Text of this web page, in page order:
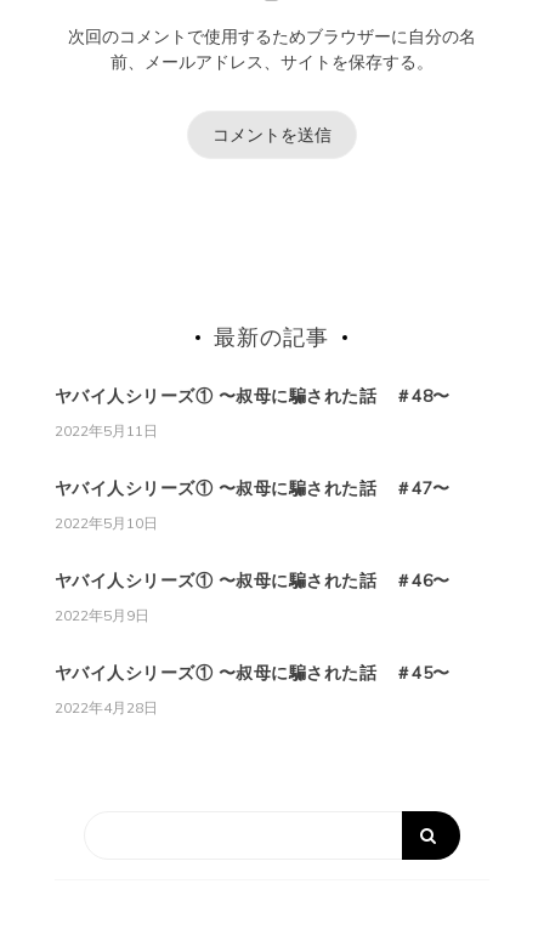
次回のコメントで使用するためブラウザーに自分の名
前、メールアドレス、サイトを保存する。
最新の記事
ヤバイ人シリーズ① 〜叔母に騙された話 ＃48〜
2022年5月11日
ヤバイ人シリーズ① 〜叔母に騙された話 ＃47〜
2022年5月10日
ヤバイ人シリーズ① 〜叔母に騙された話 ＃46〜
2022年5月9日
ヤバイ人シリーズ① 〜叔母に騙された話 ＃45〜
2022年4月28日